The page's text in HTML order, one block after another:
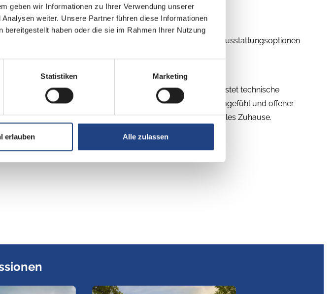
geben wir Informationen zu Ihrer Verwendung unserer
weiter. Unsere Partner führen diese Informationen
haben oder die sie im Rahmen Ihrer Nutzung
Statistiken Marketing
erlauben Alle zulassen
Ansprüchen genügen und mit vielfältigen Grundrissen und Ausstattungsoptionen
PUCCINI
Wohnwagen der echten Oberklasse. Diese Baureihe leistet technische
Pionierarbeit und punktet mit einem freundlichen Raumgefühl und offener
Blickachse. Freu dich auf ein modernes und komfortables Zuhause.